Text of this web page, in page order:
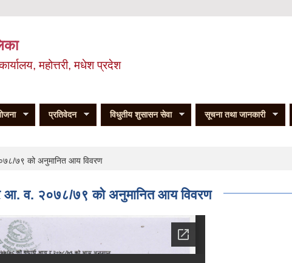
महोत्तरी, मधेश प्रदेश
प्रतिवेदन विधुतीय शुसासन सेवा सूचना तथा जानकारी
७९ को अनुमानित आय विवरण
व. २०७८/७९ को अनुमानित आय विवरण